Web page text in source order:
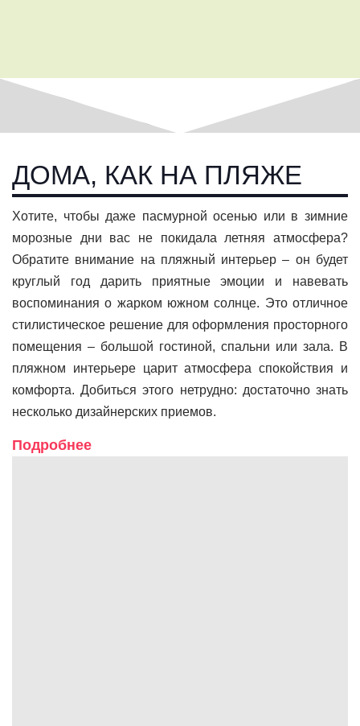
ДОМА, КАК НА ПЛЯЖЕ
Хотите, чтобы даже пасмурной осенью или в зимние
морозные дни вас не покидала летняя атмосфера?
Обратите внимание на пляжный интерьер – он будет
круглый год дарить приятные эмоции и навевать
воспоминания о жарком южном солнце. Это отличное
стилистическое решение для оформления просторного
помещения – большой гостиной, спальни или зала. В
пляжном интерьере царит атмосфера спокойствия и
комфорта. Добиться этого нетрудно: достаточно знать
несколько дизайнерских приемов.
Подробнее